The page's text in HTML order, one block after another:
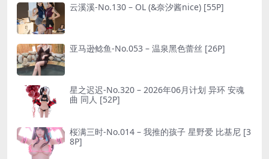
云溪溪-No.130 – OL (&奈汐酱nice) [55P]
亚马逊鲶鱼-No.053 – 温泉黑色蕾丝 [26P]
星之迟迟-No.320 – 2026年06月计划 异环 安魂
曲 同人 [52P]
桜满三时-No.014 – 我推的孩子 星野爱 比基尼 [3
8P]